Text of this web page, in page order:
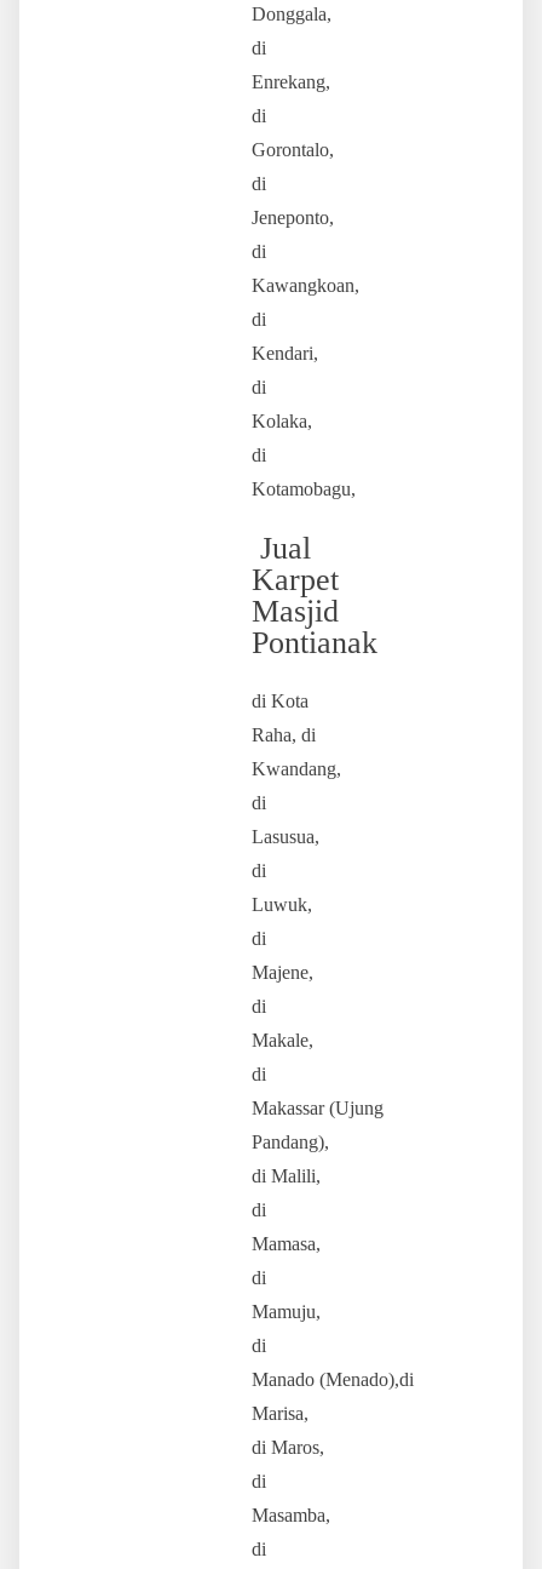
Donggala,
di
Enrekang,
di
Gorontalo,
di
Jeneponto,
di
Kawangkoan,
di
Kendari,
di
Kolaka,
di
Kotamobagu,
Jual
Karpet
Masjid
Pontianak
di Kota
Raha, di
Kwandang,
di
Lasusua,
di
Luwuk,
di
Majene,
di
Makale,
di
Makassar (Ujung
Pandang),
di Malili,
di
Mamasa,
di
Mamuju,
di
Manado (Menado),di
Marisa,
di Maros,
di
Masamba,
di